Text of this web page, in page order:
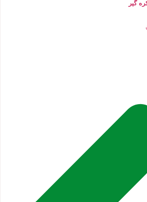
گیر